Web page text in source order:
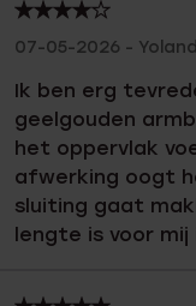
07-05-2026 -
Ik ben erg
geelgouden
het oppervlak
afwerking oogt
sluiting gaat
lengte is voor mij